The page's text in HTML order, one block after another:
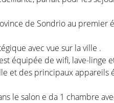
de Sondrio au premier
avec vue sur la ville .
équipée de wifi, lave-linge
et des principaux appareils
le salon e da 1 chambre